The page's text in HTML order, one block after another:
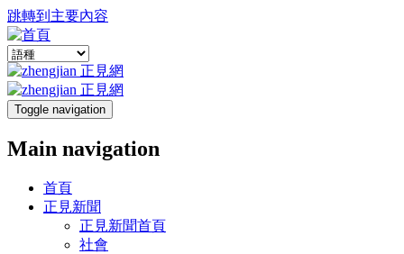
跳轉到主要內容
Toggle navigation
Main navigation
首頁
正見新聞
正見新聞首頁
社會